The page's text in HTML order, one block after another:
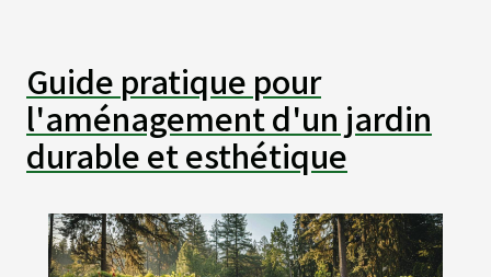
Guide pratique pour
l'aménagement d'un jardin
durable et esthétique